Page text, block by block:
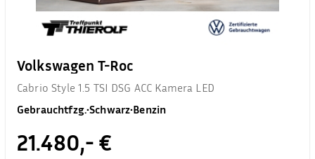
Volkswagen T-Roc
Cabrio Style 1.5 TSI DSG ACC Kamera LED
Gebrauchtfzg.•Schwarz•Benzin
21.480,- €